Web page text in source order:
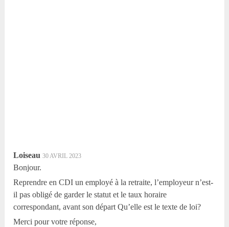
Loiseau 30 AVRIL 2023
Bonjour.
Reprendre en CDI un employé à la retraite, l’employeur n’est-
il pas obligé de garder le statut et le taux horaire
correspondant, avant son départ Qu’elle est le texte de loi?
Merci pour votre réponse,